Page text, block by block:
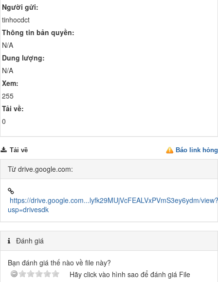
Người gửi:
tinhocdct
Thông tin bản quyền:
N/A
Dung lượng:
N/A
Xem:
255
Tải về:
0
Báo link hỏng
Tải về
Từ drive.google.com:
https://drive.google.com...lyfk29MUjVcFEALVxPVmS3ey6ydm/view?
usp=drivesdk
Đánh giá
Bạn đánh giá thế nào về file này?
Hãy click vào hình sao để đánh giá File